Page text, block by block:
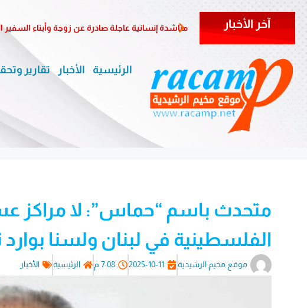
آخر الأخبار مناشدة إنسانية عاجلة صادرة عن زوجة وأبناء
الرئيسية الأخبار تقارير
متحدث باسم “حماس”: لا مراكز
الفلسطينية في لبنان ولسنا بوارد
موقع مخيم الرشيدية 2025-10-11 7:08 م الرئيسية الأخبار